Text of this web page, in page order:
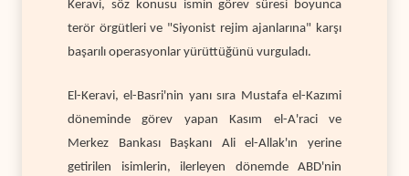
Keravi, söz konusu ismin görev süresi boyunca
terör örgütleri ve "Siyonist rejim ajanlarına" karşı
başarılı operasyonlar yürüttüğünü vurguladı.
El-Keravi, el-Basri'nin yanı sıra Mustafa el-Kazımi
döneminde görev yapan Kasım el-A'raci ve
Merkez Bankası Başkanı Ali el-Allak'ın yerine
getirilen isimlerin, ilerleyen dönemde ABD'nin